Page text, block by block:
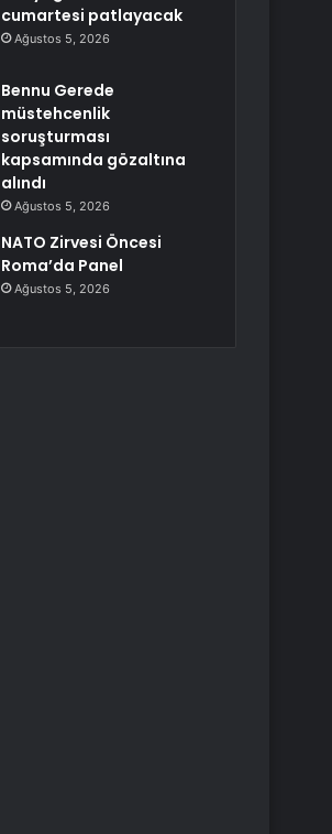
cumartesi patlayacak
Ağustos 5, 2026
Bennu Gerede
müstehcenlik
soruşturması
kapsamında gözaltına
alındı
Ağustos 5, 2026
NATO Zirvesi Öncesi
Roma’da Panel
Ağustos 5, 2026